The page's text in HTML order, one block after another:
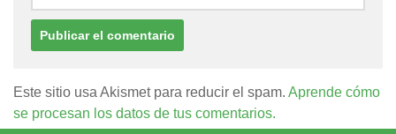
Este sitio usa Akismet para reducir el spam. Aprende cómo
se procesan los datos de tus comentarios.